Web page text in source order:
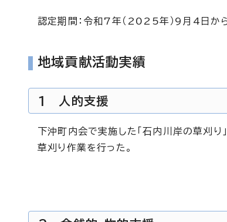
認定期間：令和7年（2025年）9月4日
地域貢献活動実績
1 人的支援
下沖町内会で実施した「石内川岸の草刈り
草刈り作業を行った。